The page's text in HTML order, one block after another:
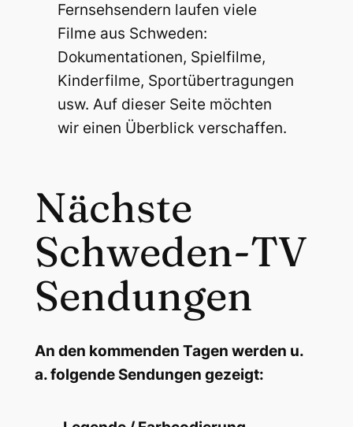
Fernsehsendern laufen viele
Filme aus Schweden:
Dokumentationen, Spielfilme,
Kinderfilme, Sportübertragungen
usw. Auf dieser Seite möchten
wir einen Überblick verschaffen.
Nächste
Schweden-TV
Sendungen
An den kommenden Tagen werden u.
a. folgende Sendungen gezeigt: